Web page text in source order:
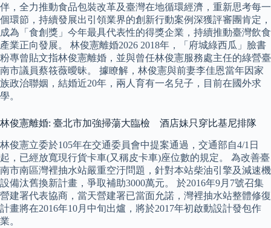
伴，全力推動食品包裝改革及臺灣在地循環經濟，重新思考每一
個環節，持續發展出引領業界的創新行動案例深獲評審團肯定，
成為「食創獎」今年最具代表性的得獎企業，持續推動臺灣飲食
產業正向發展。 林俊憲離婚2026 2018年，「府城綠西瓜」臉書
粉專曾貼文指林俊憲離婚，並與曾任林俊憲服務處主任的綠營臺
南市議員蔡筱薇曖昧。 據瞭解，林俊憲與前妻李佳恩當年因家
族政治聯姻，結婚近20年，兩人育有一名兒子，目前在國外求
學。
林俊憲離婚: 臺北市加強掃蕩大臨檢 酒店妹只穿比基尼排隊
林俊憲立委於105年在交通委員會中提案通過，交通部自4/1日
起，已經放寬現行貨卡車(又稱皮卡車)座位數的規定。 為改善臺
南市南區灣裡抽水站嚴重空汙問題，針對本站柴油引擎及減速機
設備汰舊換新計畫，爭取補助3000萬元。 於2016年9月7號召集
營建署代表協商，當天營建署已當面允諾，灣裡抽水站整體修復
計畫將在2016年10月中旬出爐，將於2017年初啟動設計發包作
業。